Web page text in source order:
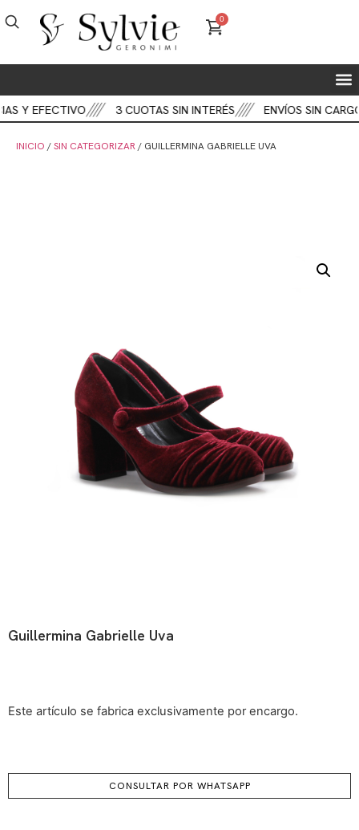
0
Y EFECTIVO 3 CUOTAS SIN INTERÉS ENVÍOS SIN CARGO
INICIO /SIN CATEGORIZAR/ GUILLERMINA GABRIELLE UVA
Guillermina Gabrielle Uva
Este artículo se fabrica exclusivamente por encargo.
CONSULTAR POR WHATSAPP